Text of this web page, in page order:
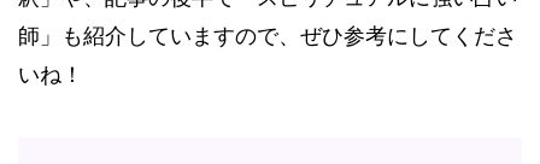
師」も紹介していますので、ぜひ参考にしてくださ
いね！